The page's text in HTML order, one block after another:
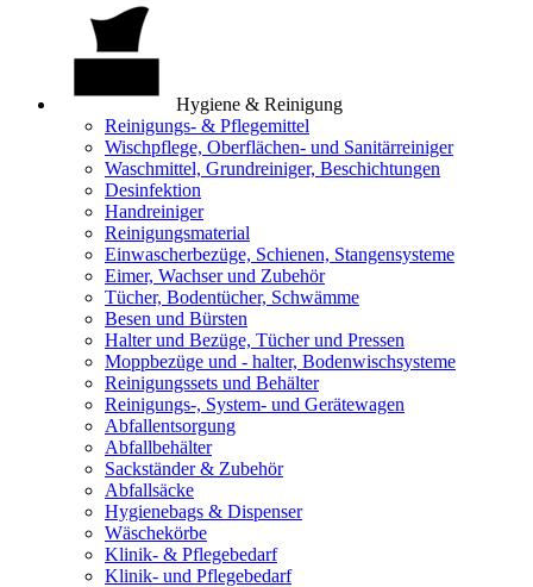
Hygiene & Reinigung
Reinigungs- & Pflegemittel
Wischpflege, Oberflächen- und Sanitärreiniger
Waschmittel, Grundreiniger, Beschichtungen
Desinfektion
Handreiniger
Reinigungsmaterial
Einwascherbezüge, Schienen, Stangensysteme
Eimer, Wachser und Zubehör
Tücher, Bodentücher, Schwämme
Besen und Bürsten
Halter und Bezüge, Tücher und Pressen
Moppbezüge und - halter, Bodenwischsysteme
Reinigungssets und Behälter
Reinigungs-, System- und Gerätewagen
Abfallentsorgung
Abfallbehälter
Sackständer & Zubehör
Abfallsäcke
Hygienebags & Dispenser
Wäschekörbe
Klinik- & Pflegebedarf
Klinik- und Pflegebedarf